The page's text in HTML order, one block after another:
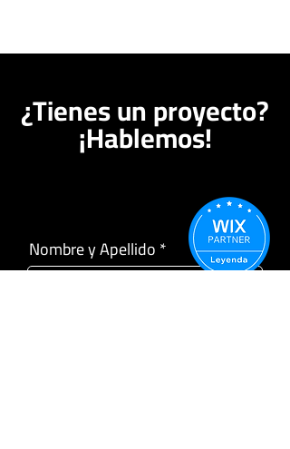
¿Tienes un proyecto?
¡Hablemos!
Nombre y Apellido